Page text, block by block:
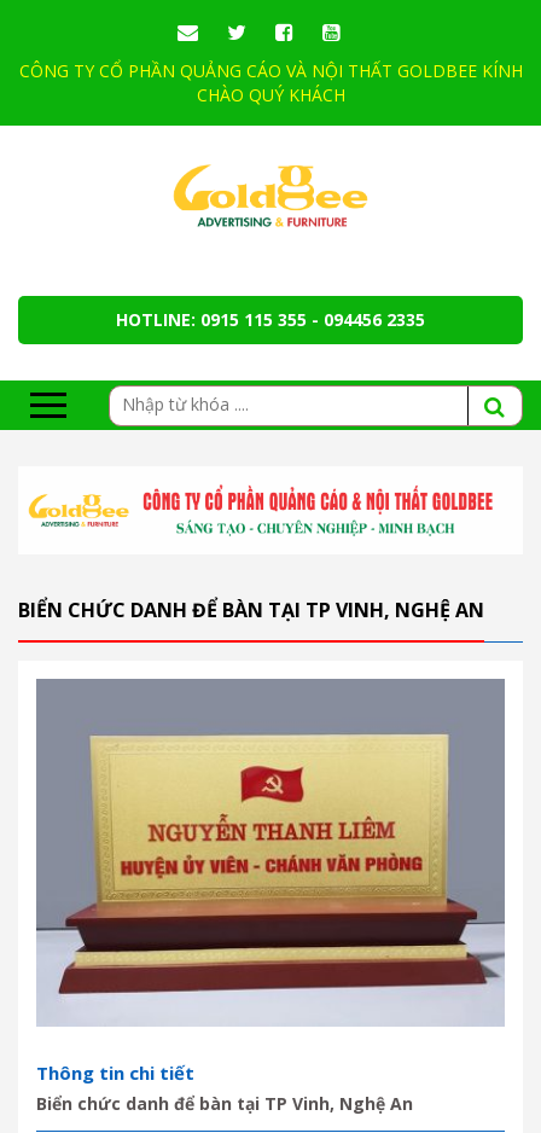
CÔNG TY CỔ PHẦN QUẢNG CÁO VÀ NỘI THẤT GOLDBEE KÍNH
CHÀO QUÝ KHÁCH
HOTLINE: 0915 115 355 - 094456 2335
BIỂN CHỨC DANH ĐỂ BÀN TẠI TP VINH, NGHỆ AN
Thông tin chi tiết
Biển chức danh để bàn tại TP Vinh, Nghệ An